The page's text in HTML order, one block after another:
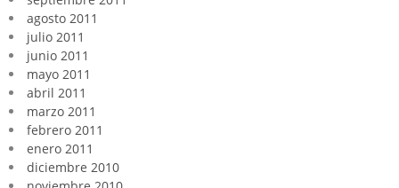
agosto 2011
julio 2011
junio 2011
mayo 2011
abril 2011
marzo 2011
febrero 2011
enero 2011
diciembre 2010